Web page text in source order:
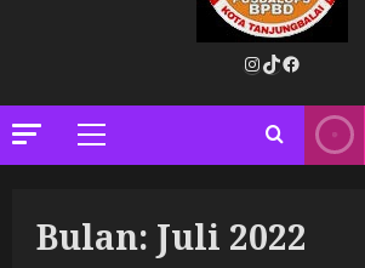
Instagram
TikTok
Facebook
Primary
Bulan: Juli 2022